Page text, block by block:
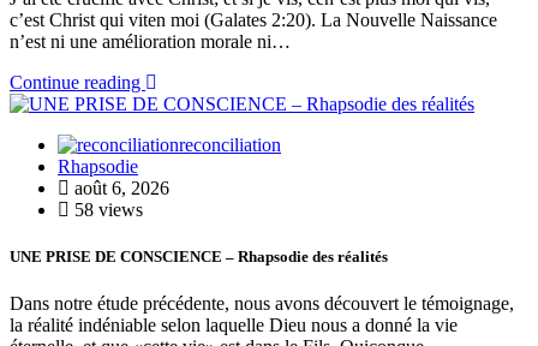
c’est Christ qui viten moi (Galates 2:20). La Nouvelle Naissance
n’est ni une amélioration morale ni…
Continue reading
reconciliation
Rhapsodie
août 6, 2026
58 views
UNE PRISE DE CONSCIENCE – Rhapsodie des réalités
Dans notre étude précédente, nous avons découvert le témoignage,
la réalité indéniable selon laquelle Dieu nous a donné la vie